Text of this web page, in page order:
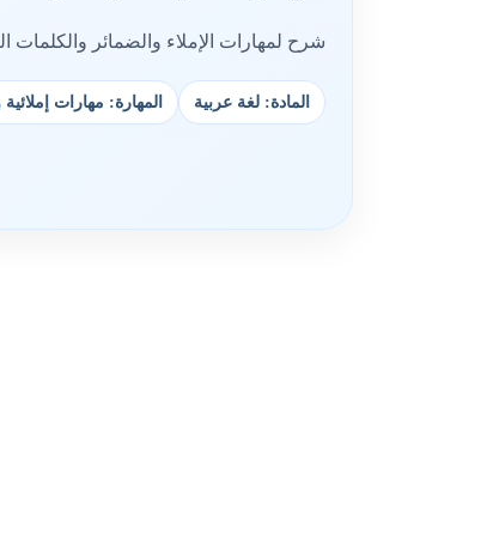
شرح لمهارات الإملاء والضمائر
المادة: لغة عربية المهارة: مهارات